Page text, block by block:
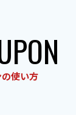
使い方